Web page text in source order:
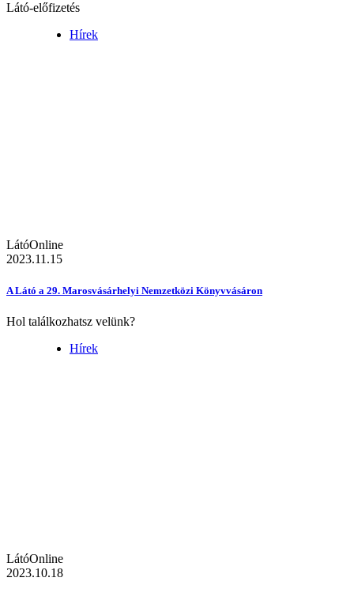
Látó-előfizetés
Hírek
LátóOnline
2023.11.15
A Látó a 29. Marosvásárhelyi Nemzetközi Könyvvásáron
Hol találkozhatsz velünk?
Hírek
LátóOnline
2023.10.18